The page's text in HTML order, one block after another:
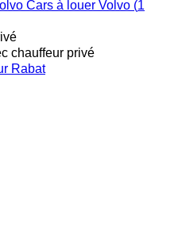
Volvo (1
chauffeur privé
Rabat